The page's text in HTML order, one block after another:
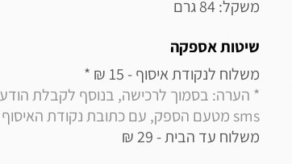
משקל: 84 גרם
שיטות אספקה
משלוח לנקודת איסוף - 15 ₪ *
sms מטעם הספק, עם כתובת נקודת האיסוף הקרובה למקום מגוריך
משלוח עד הבית - 29 ₪